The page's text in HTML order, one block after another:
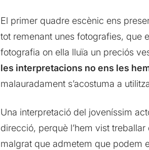
El primer quadre escènic ens
tot remenant unes fotografies, que
fotografia on ella lluïa un preciós
les interpretacions no ens les
malauradament s’acostuma a
Una interpretació del joveníssim
direcció, perquè l’hem vist
malgrat que admetem que podem